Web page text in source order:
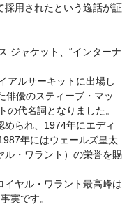
採用されたという逸話が証
ジャケット、“インターナ
アルサーキットに出場し
俳優のスティーブ・マッ
の代名詞となりました。
められ、1974年にエディ
年にはウェールズ皇太
ル・ワラント）の栄誉を賜
イヤル・ワラント最高峰は
実です。